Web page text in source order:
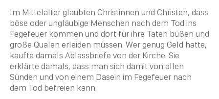
Im Mittelalter glaubten Christinnen und Christen, dass
böse oder ungläubige Menschen nach dem Tod ins
Fegefeuer kommen und dort für ihre Taten büßen und
große Qualen erleiden müssen. Wer genug Geld hatte,
kaufte damals Ablassbriefe von der Kirche. Sie
erklärte damals, dass man sich damit von allen
Sünden und von einem Dasein im Fegefeuer nach
dem Tod befreien kann.